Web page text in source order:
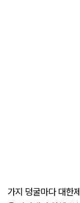
가지 덩굴마다 대한